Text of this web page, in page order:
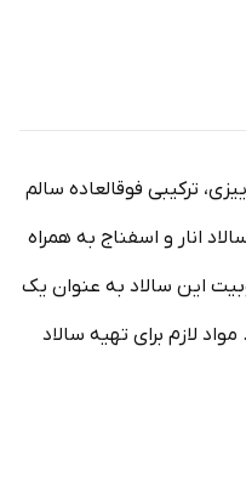
ترکیبی فوق­العاده سالم
انار و اسفناج به همراه
این سالاد به عنوان یک
لازم برای تهیه سالاد